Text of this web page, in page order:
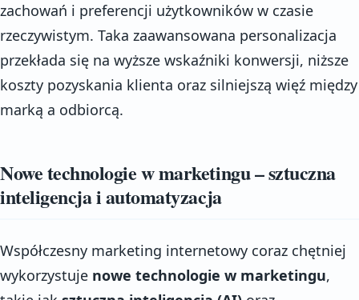
zachowań i preferencji użytkowników w czasie
rzeczywistym. Taka zaawansowana personalizacja
przekłada się na wyższe wskaźniki konwersji, niższe
koszty pozyskania klienta oraz silniejszą więź między
marką a odbiorcą.
Nowe technologie w marketingu – sztuczna
inteligencja i automatyzacja
Współczesny marketing internetowy coraz chętniej
wykorzystuje nowe technologie w marketingu,